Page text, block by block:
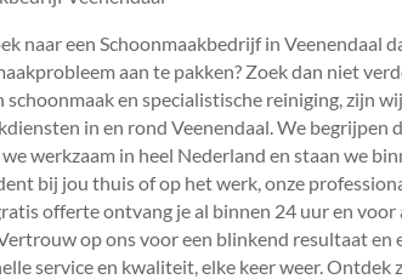
naar een Schoonmaakbedrijf in Veenendaal
aan te pakken? Zoek dan niet
schoonmaak en specialistische reiniging, zijn
in en rond Veenendaal.​ We begrijpen
werkzaam in heel Nederland en staan we
bij jou thuis of op het werk, onze
offerte ontvang je al binnen 24 uur en
op ons voor een blinkend resultaat en
service en kwaliteit, elke keer weer.​